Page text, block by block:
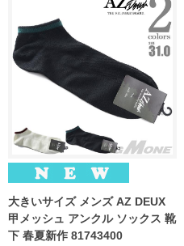
大きいサイズ メンズ AZ DEUX
甲メッシュ アンクル ソックス 靴
下 春夏新作 81743400